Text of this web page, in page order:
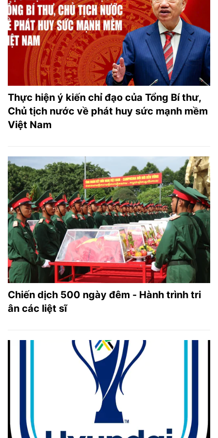
Thực hiện ý kiến chỉ đạo của Tổng Bí thư,
Chủ tịch nước về phát huy sức mạnh mềm
Việt Nam
Chiến dịch 500 ngày đêm - Hành trình tri
ân các liệt sĩ